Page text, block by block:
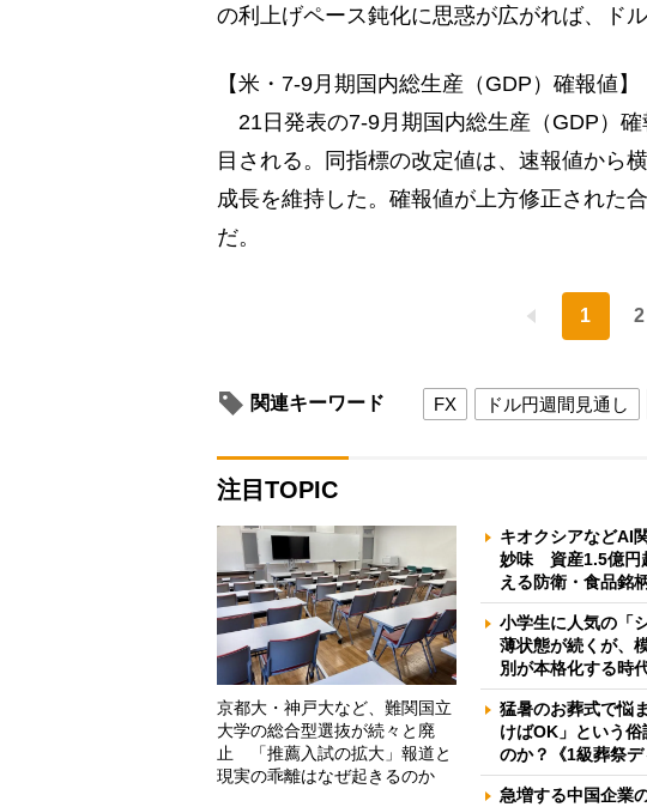
の利上げペース鈍化に思惑が広がれば、ド
【米・7-9月期国内総生産（GDP）確報値】
21日発表の7-9月期国内総生産（GDP）
目される。同指標の改定値は、速報値から
成長を維持した。確報値が上方修正された
だ。
1 2
関連キーワード FX ドル円週間見通し
注目TOPIC
京都大・神戸大など、難関国立
大学の総合型選抜が続々と廃
止 「推薦入試の拡大」報道と
現実の乖離はなぜ起きるのか
キオクシアなどAI
妙味 資産1.5億円
える防衛・食品銘
小学生に人気の「
薄状態が続くが、
別が本格化する時
猛暑のお葬式で悩
けばOK」という
のか？《1級葬祭デ
急増する中国企業